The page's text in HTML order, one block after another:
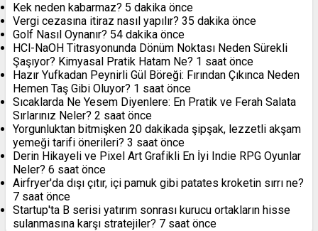
Kek neden kabarmaz? 5 dakika önce
Vergi cezasına itiraz nasıl yapılır? 35 dakika önce
Golf Nasıl Oynanır? 54 dakika önce
HCl-NaOH Titrasyonunda Dönüm Noktası Neden Sürekli
Şaşıyor? Kimyasal Pratik Hatam Ne? 1 saat önce
Hazır Yufkadan Peynirli Gül Böreği: Fırından Çıkınca Neden
Hemen Taş Gibi Oluyor? 1 saat önce
Sıcaklarda Ne Yesem Diyenlere: En Pratik ve Ferah Salata
Sırlarınız Neler? 2 saat önce
Yorgunluktan bitmişken 20 dakikada şipşak, lezzetli akşam
yemeği tarifi önerileri? 3 saat önce
Derin Hikayeli ve Pixel Art Grafikli En İyi Indie RPG Oyunlar
Neler? 6 saat önce
Airfryer'da dışı çıtır, içi pamuk gibi patates kroketin sırrı ne?
7 saat önce
Startup'ta B serisi yatırım sonrası kurucu ortakların hisse
sulanmasına karşı stratejiler? 7 saat önce